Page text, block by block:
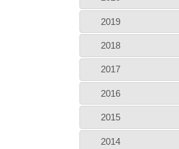
2019
2018
2017
2016
2015
2014